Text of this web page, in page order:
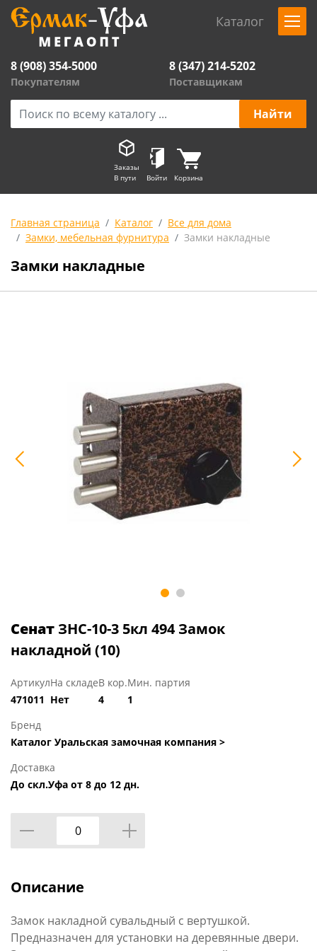
Каталог
8 (908) 354-5000
Покупателям
8 (347) 214-5202
Поставщикам
Заказы
В пути
Войти Корзина
Главная страница Каталог
Все для дома
Замки, мебельная фурнитура
Замки накладные
Замки накладные
Сенат ЗНС-10-3 5кл 494 Замок
накладной (10)
Артикул
471011
На складе
Нет
В кор.
4
Мин. партия
1
Бренд
Каталог Уральская замочная компания >
Доставка
До скл.Уфа от 8 до 12 дн.
Описание
Замок накладной сувальдный с вертушкой.
Предназначен для установки на деревянные двери.